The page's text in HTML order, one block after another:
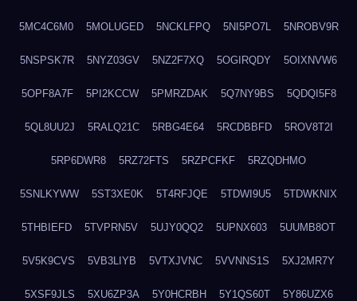
5MC4C6M0 5MOLUGED 5NCKLFPQ 5NI5PO7L 5NROBV9R
5NSPSK7R 5NYZ03GV 5NZ2F7XQ 5OGIRQDY 5OIXNVW6
5OPF8A7F 5PI2KCCW 5PMRZDAK 5Q7NY9BS 5QDQI5F8
5QL8UU2J 5RALQ21C 5RBG4E64 5RCDBBFD 5ROV8T2I
5RP6DWR8 5RZ72FTS 5RZPCFKF 5RZQDHMO
5SNLKYWW 5ST3XE0K 5T4RFJQE 5TDWI9U5 5TDWKNIX
5THBIEFD 5TVPRN5V 5UJY0QQ2 5UPNX603 5UUMB8OT
5V5K9CVS 5VB3LIYB 5VTXJVNC 5VVNNS1S 5XJ2MR7Y
5XSF9JLS 5XU6ZP3A 5Y0HCRBH 5Y1QS60T 5Y86UZX6